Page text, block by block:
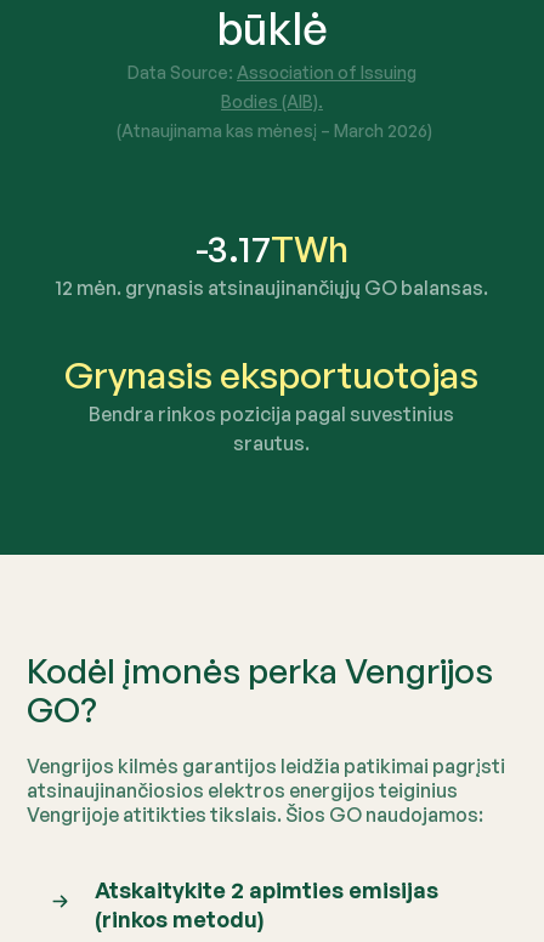
-3.17TWh
12 mėn. grynasis atsinaujinančiųjų GO balansas.
Grynasis eksportuotojas
Bendra rinkos pozicija pagal suvestinius
srautus.
būklė
Data Source: Association of Issuing
Bodies (AIB).
(Atnaujinama kas mėnesį – March 2026)
Kodėl įmonės perka Vengrijos
GO?
Vengrijos kilmės garantijos leidžia patikimai pagrįsti
atsinaujinančiosios elektros energijos teiginius
Vengrijoje atitikties tikslais. Šios GO naudojamos:
Atskaitykite 2 apimties emisijas
(rinkos metodu)